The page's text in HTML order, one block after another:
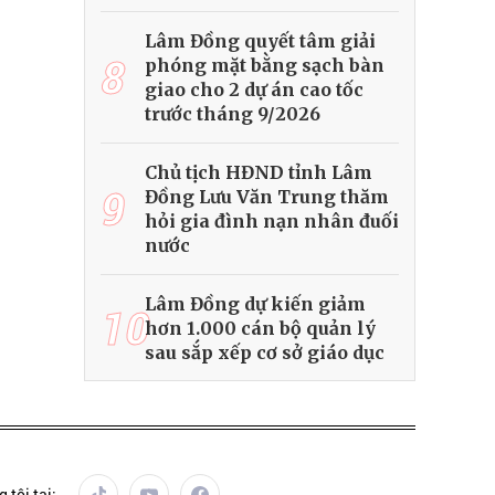
8
Lâm Đồng quyết tâm giải
phóng mặt bằng sạch bàn
giao cho 2 dự án cao tốc
trước tháng 9/2026
9
Chủ tịch HĐND tỉnh Lâm
Đồng Lưu Văn Trung thăm
hỏi gia đình nạn nhân đuối
nước
10Lâm Đồng dự kiến giảm
hơn 1.000 cán bộ quản lý
sau sắp xếp cơ sở giáo dục